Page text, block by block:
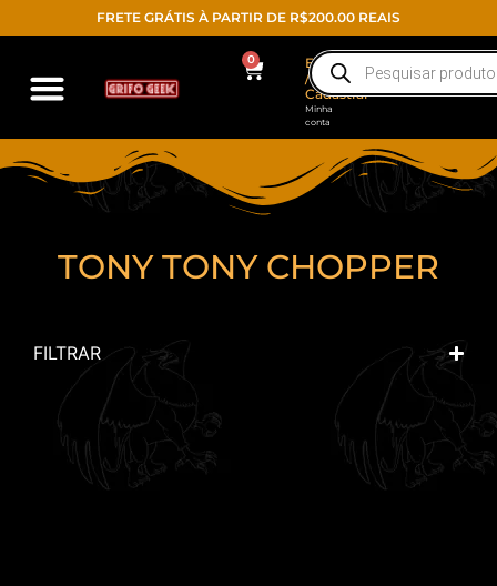
FRETE GRÁTIS À PARTIR DE R$200.00 REAIS
0
Entrar
/
Cadastrar
Minha
conta
TONY TONY CHOPPER
FILTRAR